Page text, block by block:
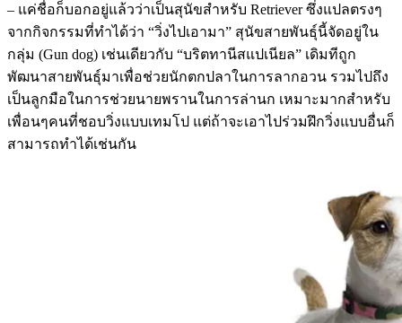
– แค่ชื่อก็บอกอยู่แล้วว่าเป็นสุนัขสำหรับ Retriever ซึ่งแปลตรงๆ
จากกิจกรรมที่ทำได้ว่า “วิ่งไปเอามา” สุนัขสายพันธุ์นี้จัดอยู่ใน
กลุ่ม (Gun dog) เช่นเดียวกับ “บริตทานีสแปเนียล” เดิมทีถูก
พัฒนาสายพันธุ์มาเพื่อช่วยนักตกปลาในการลากอวน รวมไปถึง
เป็นลูกมือในการช่วยนายพรานในการล่านก เหมาะมากสำหรับ
เพื่อนๆคนที่ชอบวิ่งแบบเทมโป แต่ถ้าจะเอาไปร่วมฝึกวิ่งแบบอื่นก็
สามารถทำได้เช่นกัน